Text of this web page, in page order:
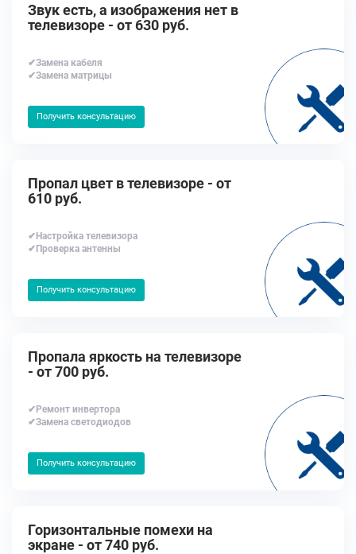
Звук есть, а изображения нет в
телевизоре - от 630 руб.
✔Замена кабеля
✔Замена матрицы
Получить консультацию
Пропал цвет в телевизоре - от
610 руб.
✔Настройка телевизора
✔Проверка антенны
Получить консультацию
Пропала яркость на телевизоре
- от 700 руб.
✔Ремонт инвертора
✔Замена светодиодов
Получить консультацию
Горизонтальные помехи на
экране - от 740 руб.